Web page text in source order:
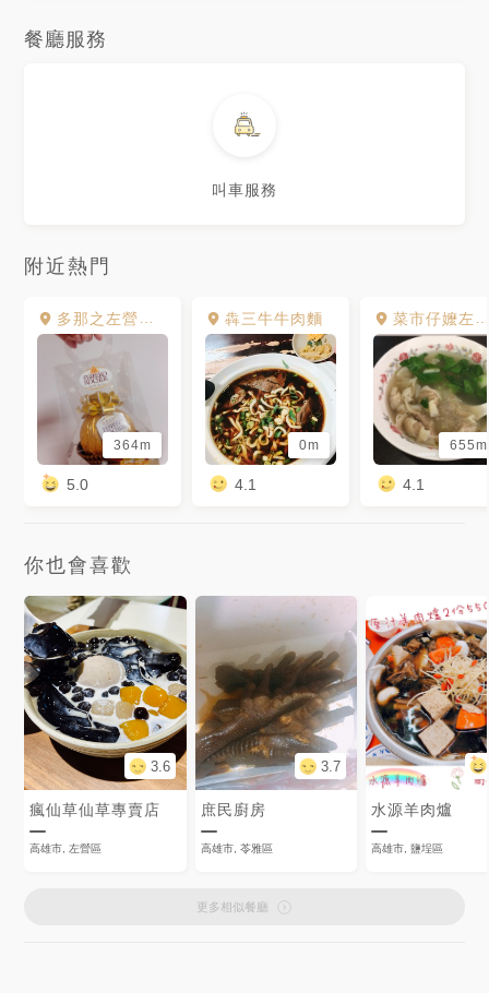
餐廳服務
叫車服務
附近熱門
多那之左營門市
364m
5.0
犇三牛牛肉麵
0m
4.1
菜市仔嬤左營汾陽餛飩
655m
4.1
你也會喜歡
3.6
瘋仙草仙草專賣店
高雄市, 左營區
3.7
庶民廚房
高雄市, 苓雅區
水源羊肉爐
高雄市, 鹽埕區
更多相似餐廳